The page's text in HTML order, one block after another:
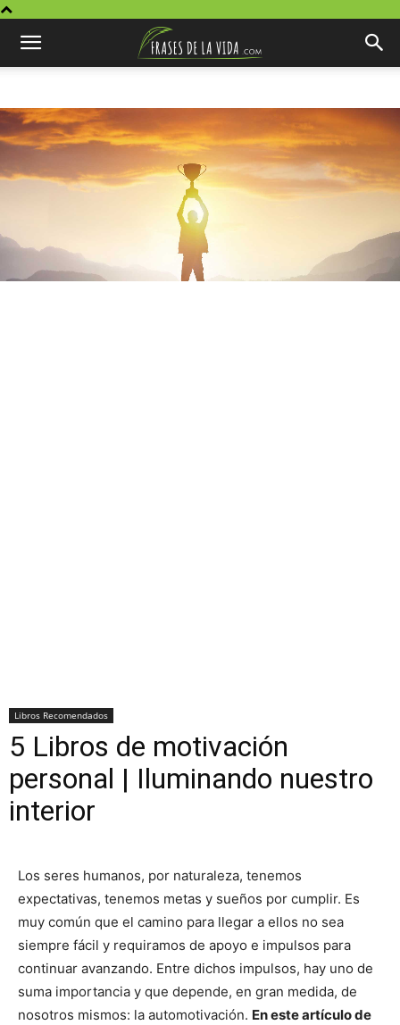
Libros Recomendados
5 Libros de motivación
personal | Iluminando nuestro
interior
Los seres humanos, por naturaleza, tenemos
expectativas, tenemos metas y sueños por cumplir. Es
muy común que el camino para llegar a ellos no sea
siempre fácil y requiramos de apoyo e impulsos para
continuar avanzando. Entre dichos impulsos, hay uno de
suma importancia y que depende, en gran medida, de
nosotros mismos: la automotivación. En este artículo de